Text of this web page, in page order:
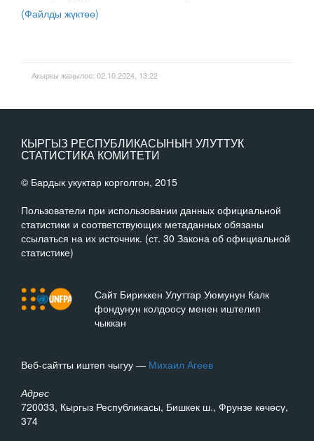
(Файлды жүктөө)
Акыркы жаңылоо: 02.10.2024, 13:22
КЫРГЫЗ РЕСПУБЛИКАСЫНЫН УЛУТТУК
СТАТИСТИКА КОМИТЕТИ
© Бардык укуктар корголгон, 2015
Пользователи при использовании данных официальной
статистики и соответствующих метаданных обязаны
ссылаться на их источник. (ст. 30 Закона об официальной
статистике)
Сайт Бириккен Улуттар Уюмунун Калк
фондунун колдоосу менен иштелип
чыккан
Веб-сайтты иштеп чыгуу — Михаил Агеев
Адрес
720033, Кыргыз Республикасы, Бишкек ш., Фрунзе көчөсү,
374